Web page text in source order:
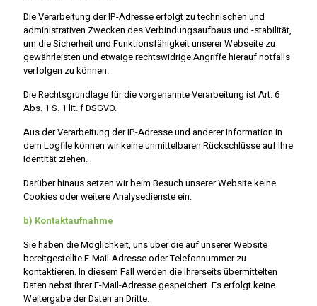
Die Verarbeitung der IP-Adresse erfolgt zu technischen und
administrativen Zwecken des Verbindungsaufbaus und -stabilität,
um die Sicherheit und Funktionsfähigkeit unserer Webseite zu
gewährleisten und etwaige rechtswidrige Angriffe hierauf notfalls
verfolgen zu können.
Die Rechtsgrundlage für die vorgenannte Verarbeitung ist Art. 6
Abs. 1 S. 1 lit. f DSGVO.
Aus der Verarbeitung der IP-Adresse und anderer Information in
dem Logfile können wir keine unmittelbaren Rückschlüsse auf Ihre
Identität ziehen.
Darüber hinaus setzen wir beim Besuch unserer Website keine
Cookies oder weitere Analysedienste ein.
b) Kontaktaufnahme
Sie haben die Möglichkeit, uns über die auf unserer Website
bereitgestellte E-Mail-Adresse oder Telefonnummer zu
kontaktieren. In diesem Fall werden die Ihrerseits übermittelten
Daten nebst Ihrer E-Mail-Adresse gespeichert. Es erfolgt keine
Weitergabe der Daten an Dritte.